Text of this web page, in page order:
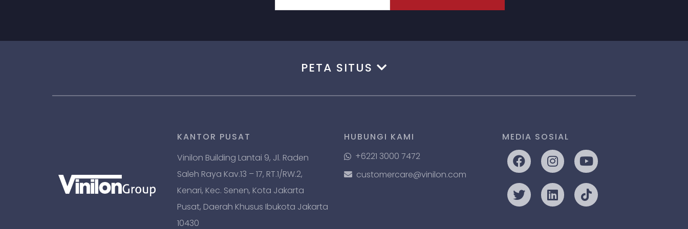
PETA SITUS
KANTOR PUSAT
Vinilon Building Lantai 9, Jl. Raden
Saleh Raya Kav.13 – 17, RT.1/RW.2,
Kenari, Kec. Senen, Kota Jakarta
Pusat, Daerah Khusus Ibukota Jakarta
10430
HUBUNGI KAMI
+6221 3000 7472
customercare@vinilon.com
MEDIA SOSIAL